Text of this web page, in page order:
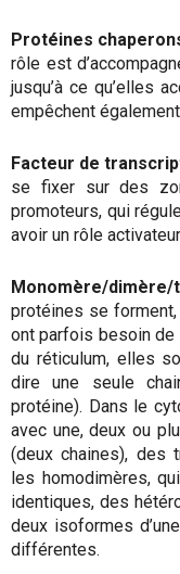
Protéines
rôle est
jusqu’à ce qu’elles
empêchent
Facteur de
se fixer sur des
promoteurs, qui
avoir un rôle
Monomère/
protéines se
ont parfois besoin de
du réticulum, elles
dire une seule
protéine). Dans le
avec une, deux ou
(deux chaines), des
les homodimères,
identiques, des
deux isoformes
différentes.